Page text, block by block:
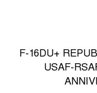
F-16DU+
USAF-